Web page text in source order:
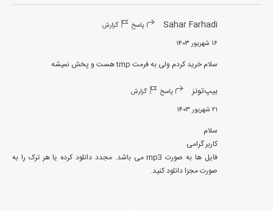
Sahar Farhadi پاسخ گزارش
۱۶ شهریور ۱۴۰۳
سلام خرید کردم ولی به فرمت tmp هست و پخش نمیشه
بیپ‌تونز پاسخ گزارش
۲۱ شهریور ۱۴۰۳
فایل ها به صورت mp3 می باشد. مجدد دانلود کرده یا هر ترک را به
صورت مجزا دانلود کنید.